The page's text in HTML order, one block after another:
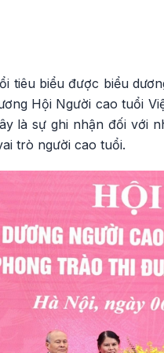
tiêu biểu được biểu
Hội Người cao tuổi
là sự ghi nhận đối với
trò người cao tuổi.